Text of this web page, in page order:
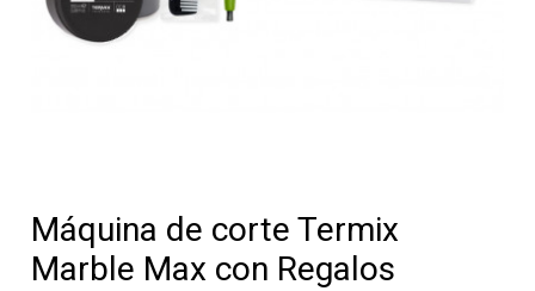
Máquina de corte Termix
Marble Max con Regalos